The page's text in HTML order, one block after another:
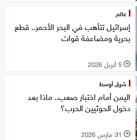
عالم
إسرائيل تتأهب في البحر الأحمر.. قطع
بحرية ومضاعفة قوات
l 5 أبريل 2026
شرق أوسط
اليمن أمام اختبار صعب.. ماذا بعد
دخول الحوثيين الحرب؟
l 31 مارس 2026